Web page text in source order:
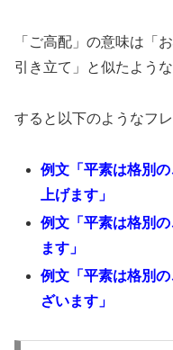
「ご高配」の意味は「
引き立て」と似たよう
すると以下のようなフ
例文「平素は格別
上げます」
例文「平素は格別
ます」
例文「平素は格別
ざいます」